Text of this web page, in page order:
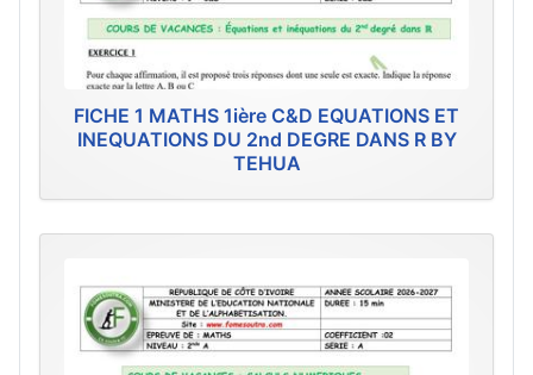
FICHE 1 MATHS 1ière C&D EQUATIONS ET
INEQUATIONS DU 2nd DEGRE DANS R BY
TEHUA